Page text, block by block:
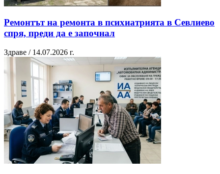
Ремонтът на ремонта в психиатрията в Севлиево
спря, преди да е започнал
Здраве / 14.07.2026 г.